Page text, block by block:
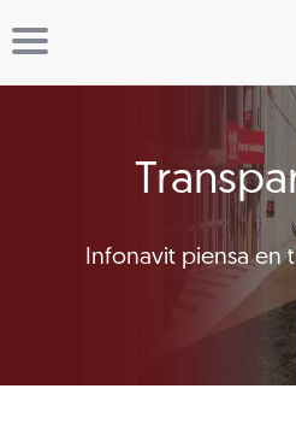
Infonavit piensa en